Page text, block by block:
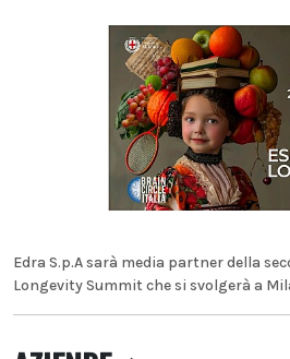
Edra S.p.A sarà media partner della
Longevity Summit che si svolgerà a